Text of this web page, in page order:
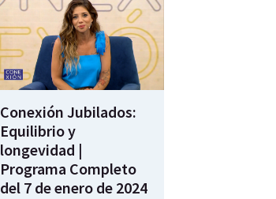
Conexión Jubilados:
Equilibrio y
longevidad |
Programa Completo
del 7 de enero de 2024